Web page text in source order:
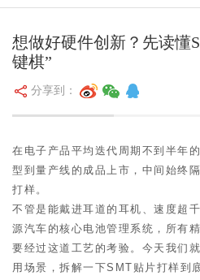
想做好硬件创新？先读懂
键棋”
分享到：
在电子产品平均迭代周期不到半年
型到量产线的成品上市，中间始终
打样。
不管是能戴进耳道的耳机、速度超
源汽车的核心电池管理系统，所有
要经过这道工艺的考验。今天我们
用场景，拆解一下SMT贴片打样到